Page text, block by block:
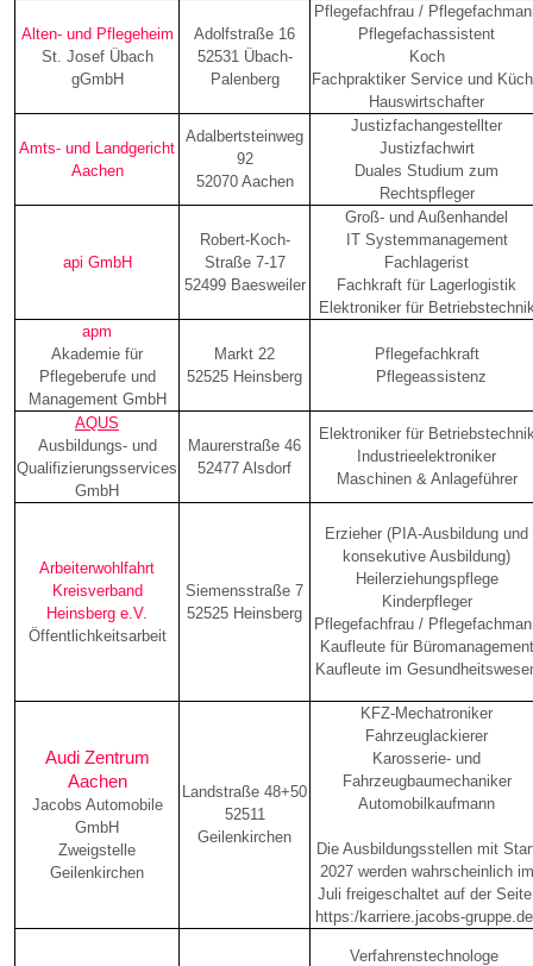
Alten- und Pflegeheim
St. Josef Übach
gGmbH
Adolfstraße 16
52531 Übach-
Palenberg
Pflegefachfrau /
Pflegefachassistent
Koch
Fachpraktiker Service und
Hauswirtschafter
Amts- und Landgericht
Aachen
Adalbertsteinweg
92
52070 Aachen
Justizfachangestellter
Justizfachwirt
Duales Studium zum
Rechtspfleger
api GmbH
Robert-Koch-
Straße 7-17
52499 Baesweiler
Groß- und Außenhandel
IT Systemmanagement
Fachlagerist
Fachkraft für Lagerlogistik
Elektroniker für
apm
Akademie für
Pflegeberufe und
Management GmbH
Markt 22
52525 Heinsberg
Pflegefachkraft
Pflegeassistenz
AQUS
Ausbildungs- und
Qualifizierungsservices
GmbH
Maurerstraße 46
52477 Alsdorf
Elektroniker für
Industrieelektroniker
Maschinen & Anlageführer
Arbeiterwohlfahrt
Kreisverband
Heinsberg e.V.
Öffentlichkeitsarbeit
Siemensstraße 7
52525 Heinsberg
Erzieher (PIA-Ausbildung und
konsekutive Ausbildung)
Heilerziehungspflege
Kinderpfleger
Pflegefachfrau /
Kaufleute für Büromanagement
Kaufleute im
Audi Zentrum
Aachen
Jacobs Automobile
GmbH
Zweigstelle
Geilenkirchen
Landstraße 48+50
52511
Geilenkirchen
KFZ-Mechatroniker
Fahrzeuglackierer
Karosserie- und
Fahrzeugbaumechaniker
Automobilkaufmann
Die Ausbildungsstellen mit
2027 werden wahrscheinlich im
Juli freigeschaltet auf der
https:/karriere.jacobs-
Verfahrenstechnologe